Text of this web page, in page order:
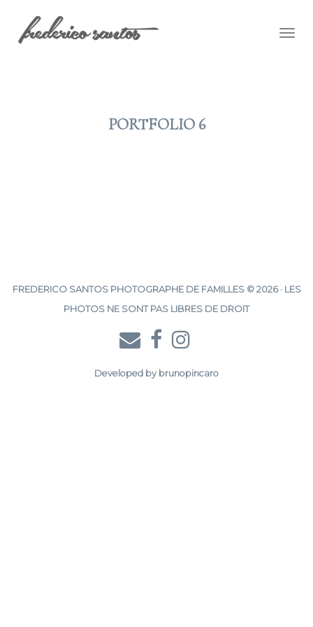
PORTFOLIO 6
FREDERICO SANTOS PHOTOGRAPHE DE FAMILLES © 2026 · LES
PHOTOS NE SONT PAS LIBRES DE DROIT
Developed by brunopincaro